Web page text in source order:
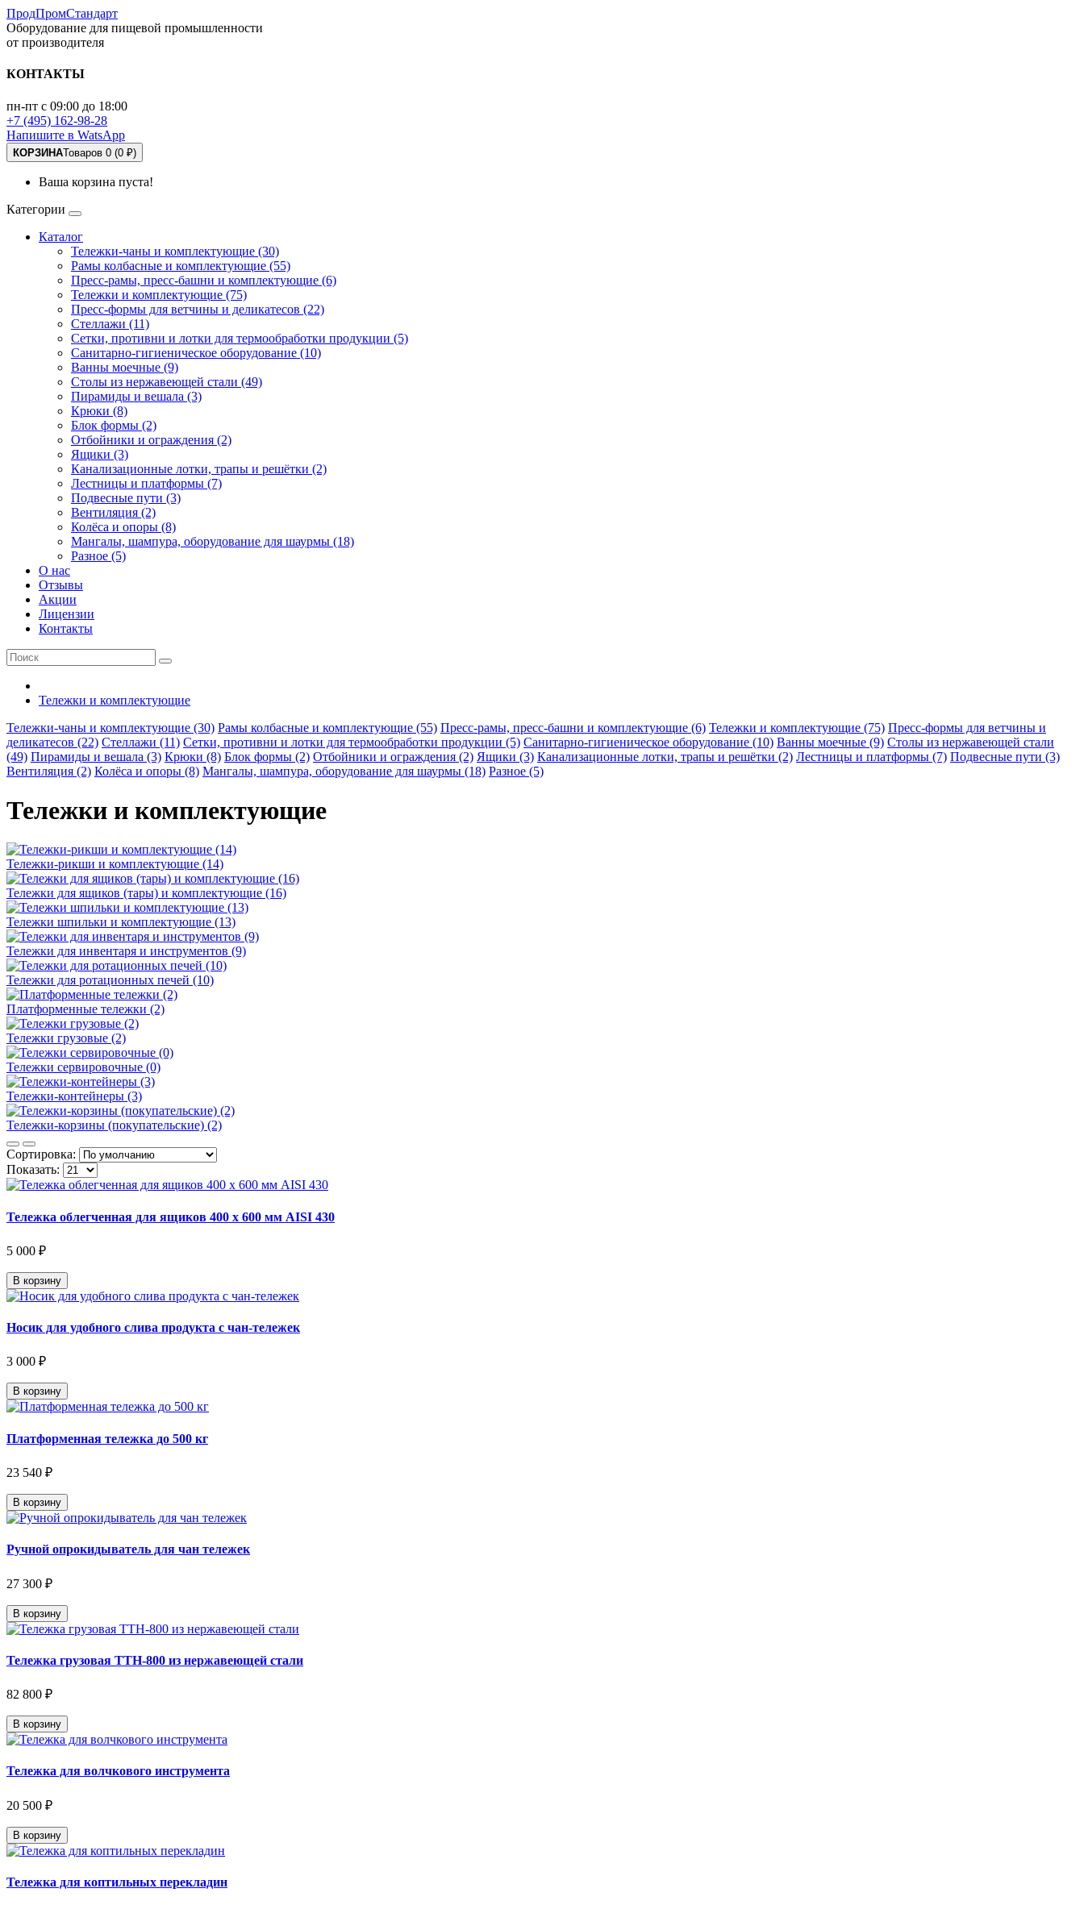
ПродПромСтандарт
Оборудование для пищевой промышленности
от производителя
КОНТАКТЫ
пн-пт с 09:00 до 18:00
+7 (495) 162-98-28
Напишите в WatsApp
КОРЗИНАТоваров 0 (0 ₽)
Ваша корзина пуста!
Категории
Каталог
Тележки-чаны и комплектующие (30)
Рамы колбасные и комплектующие (55)
Пресс-рамы, пресс-башни и комплектующие (6)
Тележки и комплектующие (75)
Пресс-формы для ветчины и деликатесов (22)
Стеллажи (11)
Сетки, противни и лотки для термообработки продукции (5)
Санитарно-гигиеническое оборудование (10)
Ванны моечные (9)
Столы из нержавеющей стали (49)
Пирамиды и вешала (3)
Крюки (8)
Блок формы (2)
Отбойники и ограждения (2)
Ящики (3)
Канализационные лотки, трапы и решётки (2)
Лестницы и платформы (7)
Подвесные пути (3)
Вентиляция (2)
Колёса и опоры (8)
Мангалы, шампура, оборудование для шаурмы (18)
Разное (5)
О нас
Отзывы
Акции
Лицензии
Контакты
Тележки и комплектующие
Тележки-чаны и комплектующие (30) Рамы колбасные и комплектующие (55) Пресс-рамы, пресс-башни и комплектующие (6) Тележки и комплектующие (75) Пресс-формы для ветчины и
деликатесов (22) Стеллажи (11) Сетки, противни и лотки для термообработки продукции (5) Санитарно-гигиеническое оборудование (10) Ванны моечные (9) Столы из нержавеющей стали
(49) Пирамиды и вешала (3) Крюки (8) Блок формы (2) Отбойники и ограждения (2) Ящики (3) Канализационные лотки, трапы и решётки (2) Лестницы и платформы (7) Подвесные пути (3)
Вентиляция (2) Колёса и опоры (8) Мангалы, шампура, оборудование для шаурмы (18) Разное (5)
Тележки и комплектующие
Тележки-рикши и комплектующие (14)
Тележки для ящиков (тары) и комплектующие (16)
Тележки шпильки и комплектующие (13)
Тележки для инвентаря и инструментов (9)
Тележки для ротационных печей (10)
Платформенные тележки (2)
Тележки грузовые (2)
Тележки сервировочные (0)
Тележки-контейнеры (3)
Тележки-корзины (покупательские) (2)
Сортировка:
Показать:
Тележка облегченная для ящиков 400 х 600 мм AISI 430
5 000 ₽
В корзину
Носик для удобного слива продукта с чан-тележек
3 000 ₽
В корзину
Платформенная тележка до 500 кг
23 540 ₽
В корзину
Ручной опрокидыватель для чан тележек
27 300 ₽
В корзину
Тележка грузовая ТТН-800 из нержавеющей стали
82 800 ₽
В корзину
Тележка для волчкового инструмента
20 500 ₽
В корзину
Тележка для коптильных перекладин